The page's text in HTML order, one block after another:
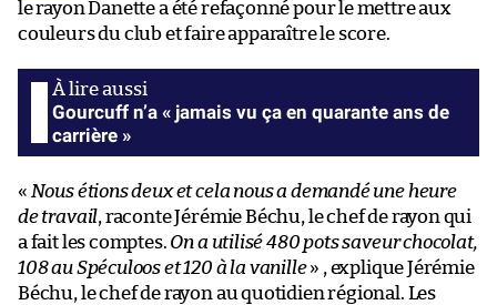
le rayon Danette a été refaçonné pour le mettre aux
couleurs du club et faire apparaître le score.
Gourcuff n’a « jamais vu ça en quarante ans de
carrière »
« Nous étions deux et cela nous a demandé une heure
de travail, raconte Jérémie Béchu, le chef de rayon qui
a fait les comptes. On a utilisé 480 pots saveur chocolat,
108 au Spéculoos et 120 à la vanille» , explique Jérémie
Béchu, le chef de rayon au quotidien régional. Les